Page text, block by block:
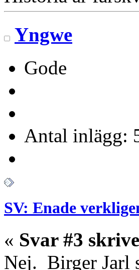
Yngwe
Gode
Antal inlägg:
SV: Enade
« Svar #3
Nej. Birger Jarl